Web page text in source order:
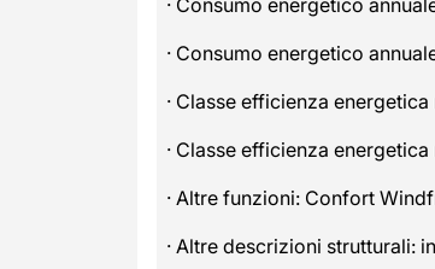
· Consumo energetico
· Classe efficienza
· Classe efficienza
· Altre funzioni: Confort
· Altre descrizioni strutturali: